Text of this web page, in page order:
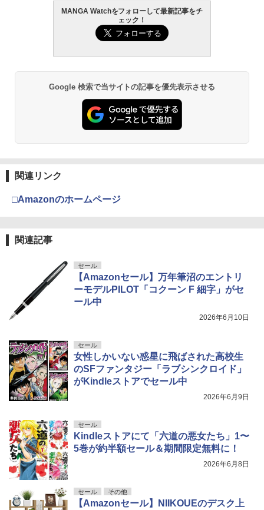
MANGA Watchをフォローして最新記事をチ
ェック！
Google 検索で当サイトの記事を優先表示させる
関連リンク
□Amazonのホームページ
関連記事
セール
【Amazonセール】万年筆沼のエントリ
ーモデルPILOT「コクーン F 細字」がセ
ール中
2026年6月10日
セール
女性しかいない惑星に飛ばされた高校生
のSFファンタジー「ラブシンクロイド」
がKindleストアでセール中
2026年6月9日
セール
Kindleストアにて「六道の悪女たち」1〜
5巻が約半額セール＆期間限定無料に！
2026年6月8日
セール その他
【Amazonセール】NIIKOUEのデスク上